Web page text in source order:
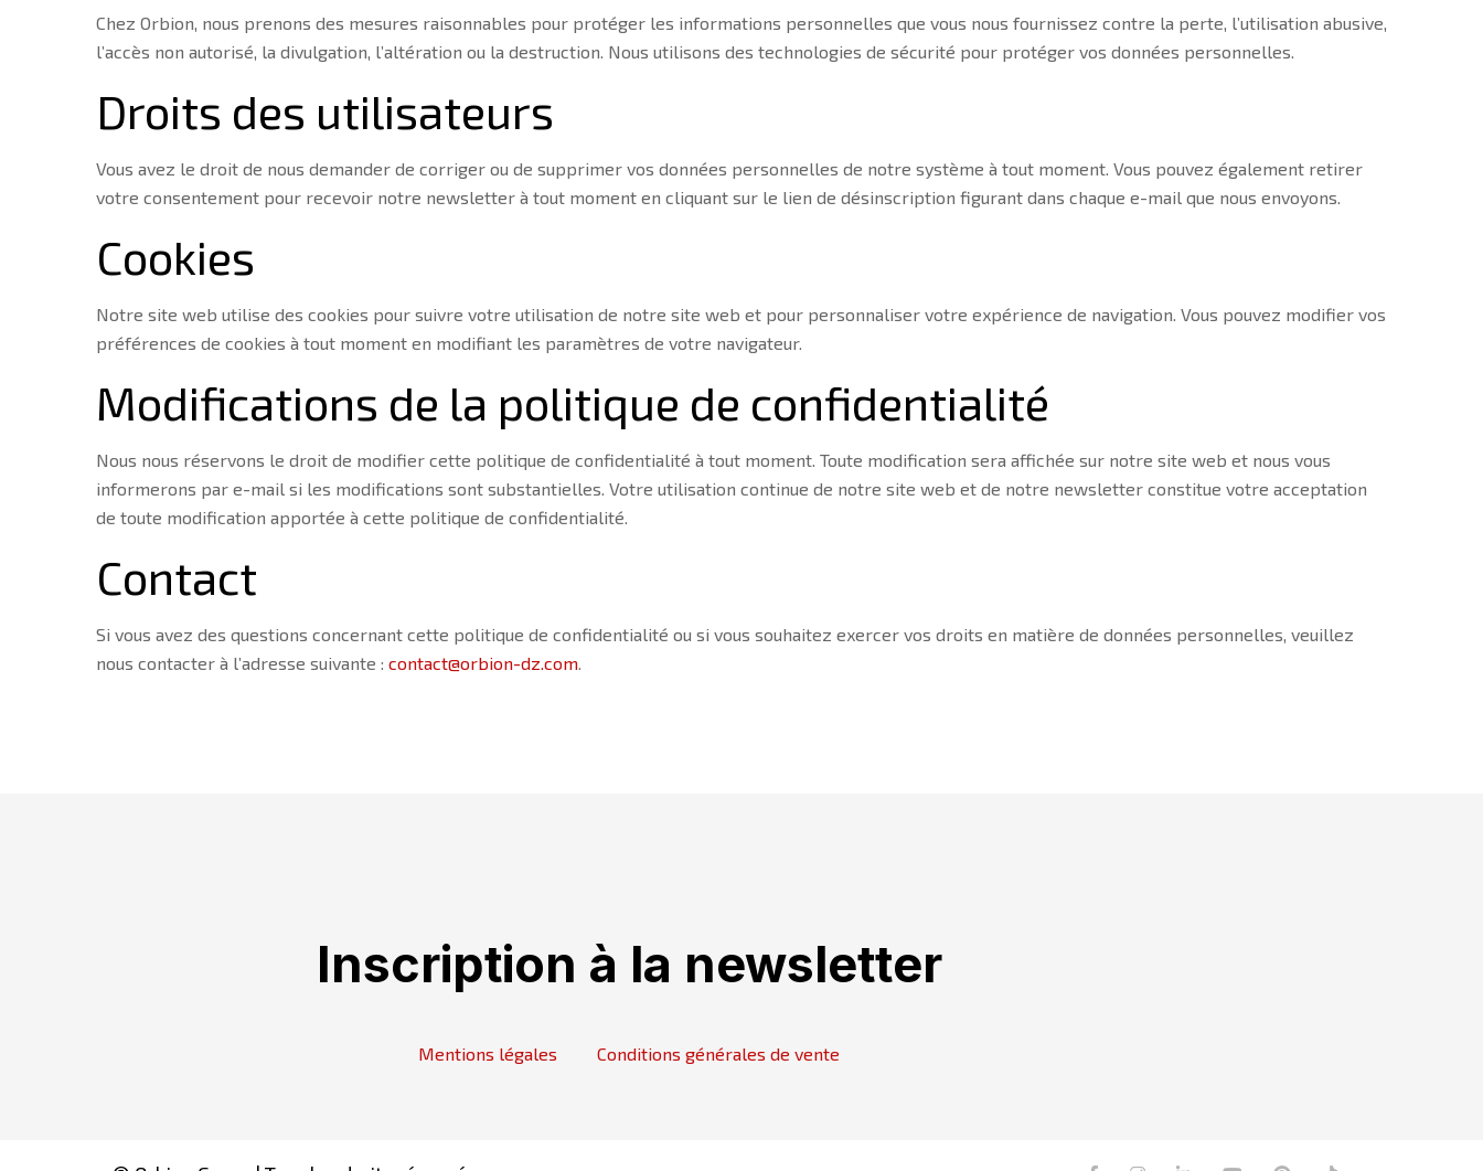
Chez Orbion, nous prenons des mesures raisonnables pour protéger les informations personnelles que vous nous fournissez contre la perte, l’utilisation abusive,
l’accès non autorisé, la divulgation, l’altération ou la destruction. Nous utilisons des technologies de sécurité pour protéger vos données personnelles.
Droits des utilisateurs
Vous avez le droit de nous demander de corriger ou de supprimer vos données personnelles de notre système à tout moment. Vous pouvez également retirer
votre consentement pour recevoir notre newsletter à tout moment en cliquant sur le lien de désinscription figurant dans chaque e-mail que nous envoyons.
Cookies
Notre site web utilise des cookies pour suivre votre utilisation de notre site web et pour personnaliser votre expérience de navigation. Vous pouvez modifier vos
préférences de cookies à tout moment en modifiant les paramètres de votre navigateur.
Modifications de la politique de confidentialité
Nous nous réservons le droit de modifier cette politique de confidentialité à tout moment. Toute modification sera affichée sur notre site web et nous vous
informerons par e-mail si les modifications sont substantielles. Votre utilisation continue de notre site web et de notre newsletter constitue votre acceptation
de toute modification apportée à cette politique de confidentialité.
Contact
Si vous avez des questions concernant cette politique de confidentialité ou si vous souhaitez exercer vos droits en matière de données personnelles, veuillez
nous contacter à l’adresse suivante : contact@orbion-dz.com.
Inscription à la newsletter
Mentions légales Conditions générales de vente